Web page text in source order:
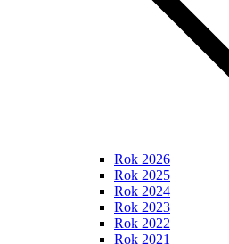
Rok 2026
Rok 2025
Rok 2024
Rok 2023
Rok 2022
Rok 2021